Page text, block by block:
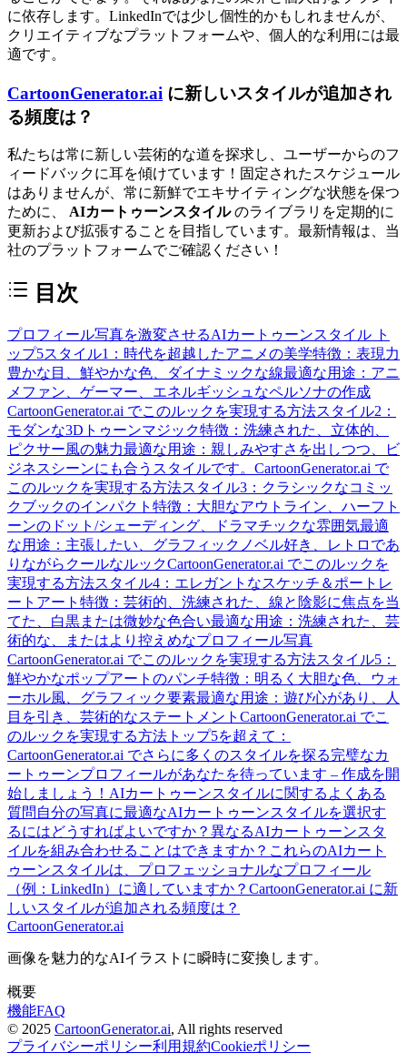
に依存します。LinkedInでは少し個性的かもしれませんが、
クリエイティブなプラットフォームや、個人的な利用には最
適です。
CartoonGenerator.ai に新しいスタイルが追加され
る頻度は？
私たちは常に新しい芸術的な道を探求し、ユーザーからのフ
ィードバックに耳を傾けています！固定されたスケジュール
はありませんが、常に新鮮でエキサイティングな状態を保つ
ために、 AIカートゥーンスタイルのライブラリを定期的に
更新および拡張することを目指しています。最新情報は、当
社のプラットフォームでご確認ください！
目次
プロフィール写真を激変させるAIカートゥーンスタイル ト
ップ5スタイル1：時代を超越したアニメの美学特徴：表現力
豊かな目、鮮やかな色、ダイナミックな線最適な用途：アニ
メファン、ゲーマー、エネルギッシュなペルソナの作成
CartoonGenerator.ai でこのルックを実現する方法スタイル2：
モダンな3Dトゥーンマジック特徴：洗練された、立体的、
ピクサー風の魅力最適な用途：親しみやすさを出しつつ、ビ
ジネスシーンにも合うスタイルです。 CartoonGenerator.ai で
このルックを実現する方法スタイル3：クラシックなコミッ
クブックのインパクト 特徴：大胆なアウトライン、ハーフト
ーンのドット/シェーディング、ドラマチックな雰囲気最適
な用途：主張したい、グラフィックノベル好き、レトロであ
りながらクールなルックCartoonGenerator.ai でこのルックを
実現する方法スタイル4：エレガントなスケッチ＆ポートレ
ートアート 特徴：芸術的、洗練された、線と陰影に焦点を当
てた、白黒または微妙な色合い最適な用途：洗練された、芸
術的な、またはより控えめなプロフィール写真
CartoonGenerator.ai でこのルックを実現する方法スタイル5：
鮮やかなポップアートのパンチ特徴：明るく大胆な色、ウォ
ーホル風、グラフィック要素最適な用途：遊び心があり、人
目を引き、芸術的なステートメント CartoonGenerator.ai でこ
のルックを実現する方法 トップ5を超えて：
CartoonGenerator.ai でさらに多くのスタイルを探る完璧なカ
ートゥーンプロフィールがあなたを待っています – 作成を開
始しましょう！ AIカートゥーンスタイルに関するよくある
質問 自分の写真に最適なAIカートゥーンスタイルを選択す
るにはどうすればよいですか？ 異なるAIカートゥーンスタ
イルを組み合わせることはできますか？ これらのAIカート
ゥーンスタイルは、プロフェッショナルなプロフィール
（例：LinkedIn）に適していますか？ CartoonGenerator.ai に新
しいスタイルが追加される頻度は？
CartoonGenerator.ai
画像を魅力的なAIイラストに瞬時に変換します。
概要
機能FAQ
© 2025 CartoonGenerator.ai, All rights reserved
プライバシーポリシー利用規約Cookieポリシー